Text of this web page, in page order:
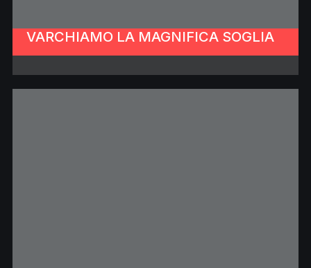
VARCHIAMO LA MAGNIFICA SOGLIA